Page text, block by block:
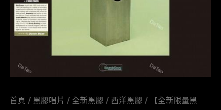
首頁 / 黑膠唱片 / 全新黑膠 / 西洋黑膠 / 【全新限量黑